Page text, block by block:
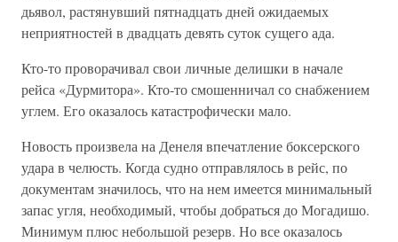
дьявол, растянувший пятнадцать дней ожидаемых
неприятностей в двадцать девять суток сущего ада.
Кто-то проворачивал свои личные делишки в начале
рейса «Дурмитора». Кто-то смошенничал со снабжением
углем. Его оказалось катастрофически мало.
Новость произвела на Денеля впечатление боксерского
удара в челюсть. Когда судно отправлялось в рейс, по
документам значилось, что на нем имеется минимальный
запас угля, необходимый, чтобы добраться до Могадишо.
Минимум плюс небольшой резерв. Но все оказалось